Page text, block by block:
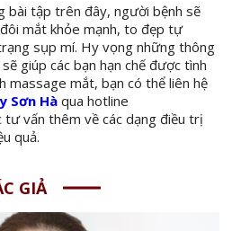
bài tập trên đây, người bệnh sẽ
mắt khỏe mạnh, to đẹp tự
sụp mí. Hy vọng những thông
giúp các bạn hạn chế được tình
massage mắt, bạn có thể liên hệ
Sơn Hà qua hotline
tư vấn thêm về các dạng điều trị
quả.
GIẢ